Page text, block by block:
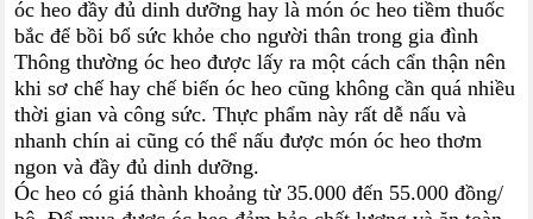
óc heo đầy đủ dinh dưỡng hay là món óc heo tiềm thuốc
bắc để bồi bổ sức khỏe cho người thân trong gia đình
Thông thường óc heo được lấy ra một cách cẩn thận nên
khi sơ chế hay chế biến óc heo cũng không cần quá nhiều
thời gian và công sức. Thực phẩm này rất dễ nấu và
nhanh chín ai cũng có thể nấu được món óc heo thơm
ngon và đầy đủ dinh dưỡng.
Óc heo có giá thành khoảng từ 35.000 đến 55.000 đồng/